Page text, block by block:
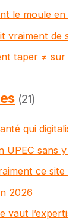
le moule en
vraiment de sa
taper ≠ sur
(21)
qui
UPEC sans y
ce site de
2026
vaut l’expertise